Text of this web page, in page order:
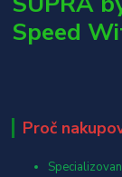
Speed
Proč